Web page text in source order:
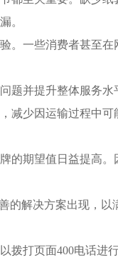
。
一些消费者甚至在
并提升整体服务水
减少因运输过程中可
的期望值日益提高。
解决方案出现，以
拨打页面400电话进